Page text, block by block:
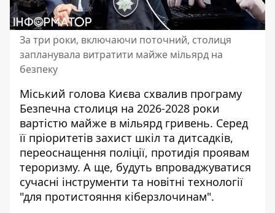
За три роки, включаючи поточний, столиця
запланувала витратити майже мільярд на
безпеку
Міський голова Києва схвалив програму
Безпечна столиця на 2026-2028 роки
вартістю майже в мільярд гривень. Серед
її пріоритетів захист шкіл та дитсадків,
переоснащення поліції, протидія проявам
тероризму. А ще, будуть впроваджуватися
сучасні інструменти та новітні технології
"для протистояння кіберзлочинам".